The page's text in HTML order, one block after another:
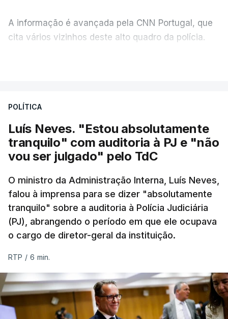
A informação é avançada pela CNN Portugal, que
cita vários vizinhos deste alto quadro da polícia.
apreendido numa operação de droga.
POLÍTICA
Luís Neves. "Estou absolutamente
tranquilo" com auditoria à PJ e "não
vou ser julgado" pelo TdC
O ministro da Administração Interna, Luís Neves,
falou à imprensa para se dizer "absolutamente
tranquilo" sobre a auditoria à Polícia Judiciária
(PJ), abrangendo o período em que ele ocupava
o cargo de diretor-geral da instituição.
RTP / 6 min.